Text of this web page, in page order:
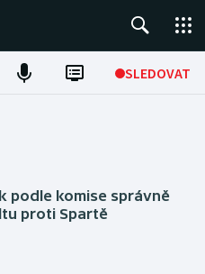
SLEDOVAT
podle komise správně
proti Spartě